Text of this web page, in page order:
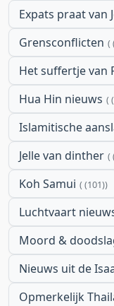
Expats praat van
Grensconflicten
Het suffertje van
Hua Hin nieuws
Islamitische
Jelle van dinther
Koh Samui (101)
Luchtvaart
Moord &
Nieuws uit de
Opmerkelijk